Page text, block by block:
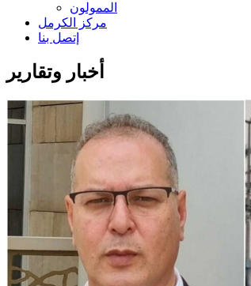
الممولون
مركز الكرمل
إتصل بنا
أخبار وتقارير